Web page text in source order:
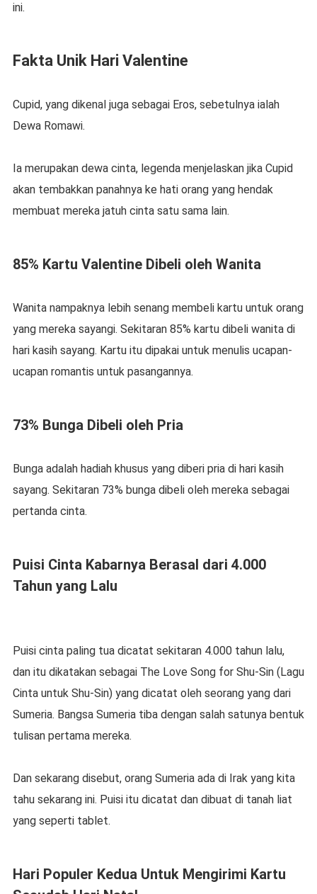
ini.
Fakta Unik Hari Valentine
Cupid, yang dikenal juga sebagai Eros, sebetulnya ialah
Dewa Romawi.
Ia merupakan dewa cinta, legenda menjelaskan jika Cupid
akan tembakkan panahnya ke hati orang yang hendak
membuat mereka jatuh cinta satu sama lain.
85% Kartu Valentine Dibeli oleh Wanita
Wanita nampaknya lebih senang membeli kartu untuk orang
yang mereka sayangi. Sekitaran 85% kartu dibeli wanita di
hari kasih sayang. Kartu itu dipakai untuk menulis ucapan-
ucapan romantis untuk pasangannya.
73% Bunga Dibeli oleh Pria
Bunga adalah hadiah khusus yang diberi pria di hari kasih
sayang. Sekitaran 73% bunga dibeli oleh mereka sebagai
pertanda cinta.
Puisi Cinta Kabarnya Berasal dari 4.000
Tahun yang Lalu
Puisi cinta paling tua dicatat sekitaran 4.000 tahun lalu,
dan itu dikatakan sebagai The Love Song for Shu-Sin (Lagu
Cinta untuk Shu-Sin) yang dicatat oleh seorang yang dari
Sumeria. Bangsa Sumeria tiba dengan salah satunya bentuk
tulisan pertama mereka.
Dan sekarang disebut, orang Sumeria ada di Irak yang kita
tahu sekarang ini. Puisi itu dicatat dan dibuat di tanah liat
yang seperti tablet.
Hari Populer Kedua Untuk Mengirimi Kartu